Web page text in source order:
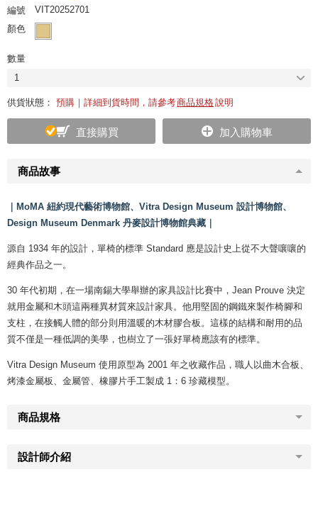
商品故事
｜MoMA 紐約現代藝術博物館、Vitra Design Museum 設計博物館、
Design Museum Denmark 丹麥設計博物館典藏｜
源自 1934 年的設計，單椅的標準 Standard 應是設計史上從不大聲嚷嚷的
經典作品之一。
30 年代初期，在一場南錫大學舉辦的家具設計比賽中，Jean Prouve 決定
就用金屬和木頭這兩種異材質來設計家具。他用堅固的鋼鐵來製作椅腳和
支柱，在接觸人體的部分則用溫暖的木材膠合板。這樣的結構和耐用的品
質不僅是一種低調的美學，也樹立了一張好單椅應該有的標準。
Vitra Design Museum 使用原型為 2001 年之收藏作品，職人以曲木合板、
烤漆金屬板、金屬管、橡膠片手工製成 1：6 珍藏模型。
商品規格
設計師介紹
編號
VIT20252701
顏色
數量
1
供貨狀態： 預購｜詳細到貨時間，請參考商品規格說明
直接購買 加入購物車